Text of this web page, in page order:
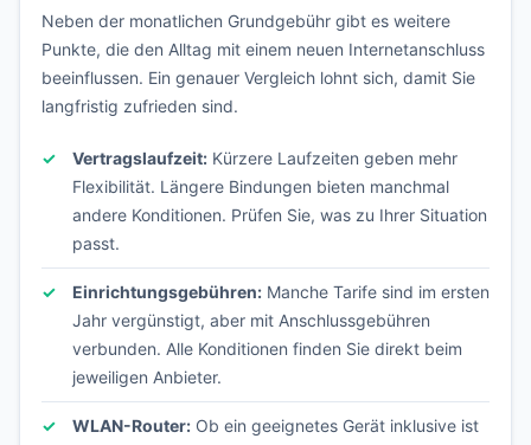
Neben der monatlichen Grundgebühr gibt es weitere
Punkte, die den Alltag mit einem neuen Internetanschluss
beeinflussen. Ein genauer Vergleich lohnt sich, damit Sie
langfristig zufrieden sind.
Vertragslaufzeit: Kürzere Laufzeiten geben mehr
Flexibilität. Längere Bindungen bieten manchmal
andere Konditionen. Prüfen Sie, was zu Ihrer Situation
passt.
Einrichtungsgebühren: Manche Tarife sind im ersten
Jahr vergünstigt, aber mit Anschlussgebühren
verbunden. Alle Konditionen finden Sie direkt beim
jeweiligen Anbieter.
WLAN-Router: Ob ein geeignetes Gerät inklusive ist